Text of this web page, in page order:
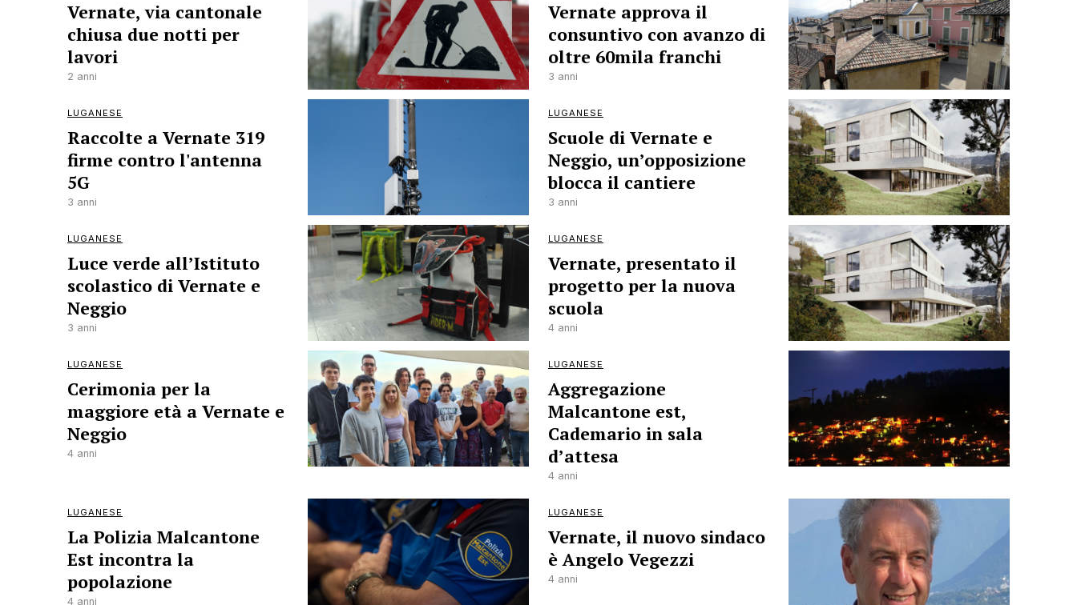
Vernate, via cantonale
chiusa due notti per
lavori
2 anni
Vernate approva il
consuntivo con avanzo di
oltre 60mila franchi
3 anni
LUGANESE
Raccolte a Vernate 319
firme contro l'antenna
5G
3 anni
LUGANESE
Scuole di Vernate e
Neggio, un’opposizione
blocca il cantiere
3 anni
LUGANESE
Luce verde all’Istituto
scolastico di Vernate e
Neggio
3 anni
LUGANESE
Vernate, presentato il
progetto per la nuova
scuola
4 anni
LUGANESE
Cerimonia per la
maggiore età a Vernate e
Neggio
4 anni
LUGANESE
Aggregazione
Malcantone est,
Cademario in sala
d’attesa
4 anni
LUGANESE
La Polizia Malcantone
Est incontra la
popolazione
4 anni
LUGANESE
Vernate, il nuovo sindaco
è Angelo Vegezzi
4 anni